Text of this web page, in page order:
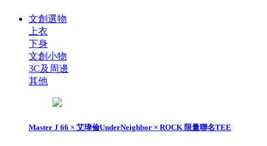
文創選物
上衣
下身
文創小物
3C及周邊
其他
Master J 66 × 艾瑋倫UnderNeighbor × ROCK 限量聯名TEE